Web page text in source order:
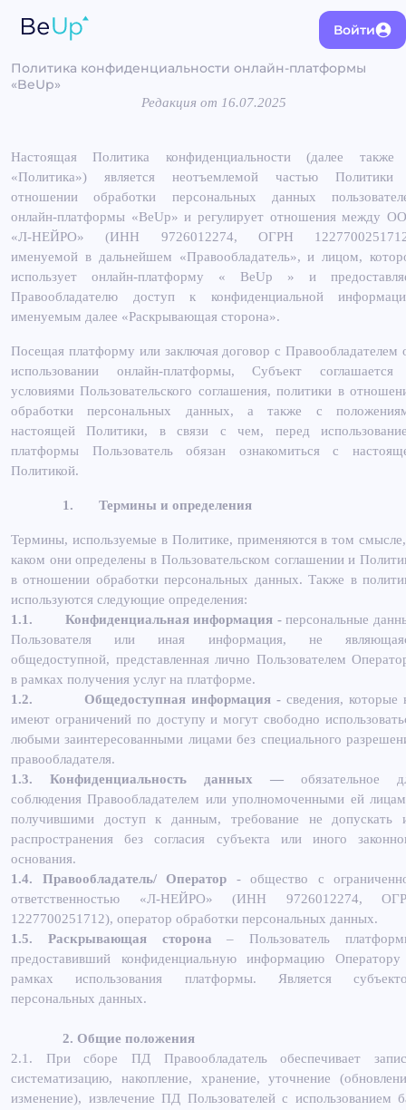
Войти
Политика конфиденциальности онлайн-платформы
«BeUp»
Редакция от 16.07.2025
Настоящая Политика конфиденциальности (далее
«Политика») является неотъемлемой частью
отношении обработки персональных данных
онлайн-платформы «BeUp» и регулирует отношения между
«Л-НЕЙРО» (ИНН 9726012274, ОГРН
именуемой в дальнейшем «Правообладатель», и лицом,
использует онлайн-платформу « BeUp » и
Правообладателю доступ к конфиденциальной
именуемым далее «Раскрывающая сторона».
Посещая платформу или заключая договор с Правообладателем
использовании онлайн-платформы, Субъект
условиями Пользовательского соглашения, политики в
обработки персональных данных, а также с
настоящей Политики, в связи с чем, перед
платформы Пользователь обязан ознакомиться с
Политикой.
1. Термины и определения
Термины, используемые в Политике, применяются в том
каком они определены в Пользовательском соглашении и
в отношении обработки персональных данных. Также в
используются следующие определения:
1.1.
Конфиденциальная информация -персональные
Пользователя или иная информация, не
общедоступной, представленная лично Пользователем
в рамках получения услуг на платформе.
1.2.
Общедоступная информация - сведения, которые
имеют ограничений по доступу и могут свободно
любыми заинтересованными лицами без специального
правообладателя.
1.3. Конфиденциальность данных — обязательное
соблюдения Правообладателем или уполномоченными ей
получившими доступ к данным, требование не допускать
распространения без согласия субъекта или иного
основания.
1.4. Правообладатель/ Оператор - общество с
ответственностью «Л-НЕЙРО» (ИНН 9726012274,
1227700251712), оператор обработки персональных данных.
1.5. Раскрывающая сторона– Пользователь
предоставивший конфиденциальную информацию
рамках использования платформы. Является
персональных данных.
2. Общие положения
2.1. При сборе ПД Правообладатель обеспечивает
систематизацию, накопление, хранение, уточнение
изменение), извлечение ПД Пользователей с использованием